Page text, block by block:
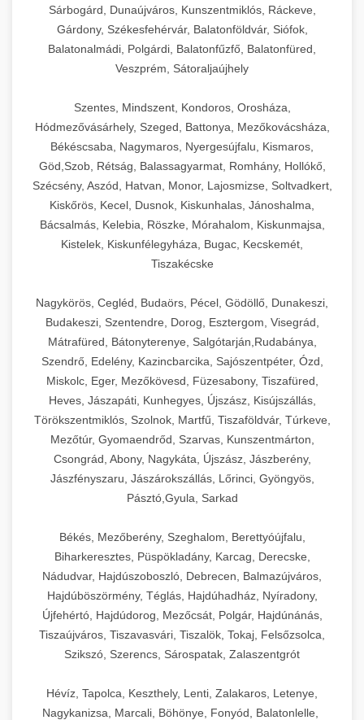
Sárbogárd, Dunaújváros, Kunszentmiklós, Ráckeve,
Gárdony, Székesfehérvár, Balatonföldvár, Siófok,
Balatonalmádi, Polgárdi, Balatonfűzfő, Balatonfüred,
Veszprém, Sátoraljaújhely
Szentes, Mindszent, Kondoros, Orosháza,
Hódmezővásárhely, Szeged, Battonya, Mezőkovácsháza,
Békéscsaba, Nagymaros, Nyergesújfalu, Kismaros,
Göd,Szob, Rétság, Balassagyarmat, Romhány, Hollókő,
Szécsény, Aszód, Hatvan, Monor, Lajosmizse, Soltvadkert,
Kiskőrös, Kecel, Dusnok, Kiskunhalas, Jánoshalma,
Bácsalmás, Kelebia, Röszke, Mórahalom, Kiskunmajsa,
Kistelek, Kiskunfélegyháza, Bugac, Kecskemét,
Tiszakécske
Nagykörös, Cegléd, Budaörs, Pécel, Gödöllő, Dunakeszi,
Budakeszi, Szentendre, Dorog, Esztergom, Visegrád,
Mátrafüred, Bátonyterenye, Salgótarján,Rudabánya,
Szendrő, Edelény, Kazincbarcika, Sajószentpéter, Ózd,
Miskolc, Eger, Mezőkövesd, Füzesabony, Tiszafüred,
Heves, Jászapáti, Kunhegyes, Újszász, Kisújszállás,
Törökszentmiklós, Szolnok, Martfű, Tiszaföldvár, Túrkeve,
Mezőtúr, Gyomaendrőd, Szarvas, Kunszentmárton,
Csongrád, Abony, Nagykáta, Újszász, Jászberény,
Jászfényszaru, Jászárokszállás, Lőrinci, Gyöngyös,
Pásztó,Gyula, Sarkad
Békés, Mezőberény, Szeghalom, Berettyóújfalu,
Biharkeresztes, Püspökladány, Karcag, Derecske,
Nádudvar, Hajdúszoboszló, Debrecen, Balmazújváros,
Hajdúböszörmény, Téglás, Hajdúhadház, Nyíradony,
Újfehértó, Hajdúdorog, Mezőcsát, Polgár, Hajdúnánás,
Tiszaújváros, Tiszavasvári, Tiszalök, Tokaj, Felsőzsolca,
Szikszó, Szerencs, Sárospatak, Zalaszentgrót
Hévíz, Tapolca, Keszthely, Lenti, Zalakaros, Letenye,
Nagykanizsa, Marcali, Böhönye, Fonyód, Balatonlelle,